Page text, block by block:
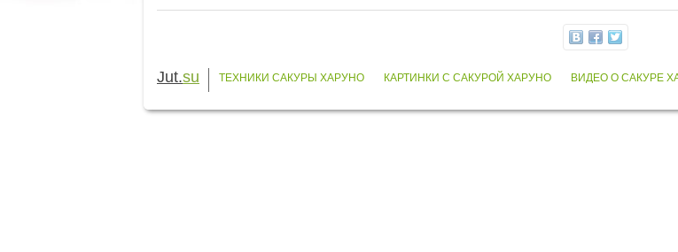
Jut.su ТЕХНИКИ САКУРЫ ХАРУНО КАРТИНКИ С САКУРОЙ ХАРУНО ВИДЕО О САКУРЕ